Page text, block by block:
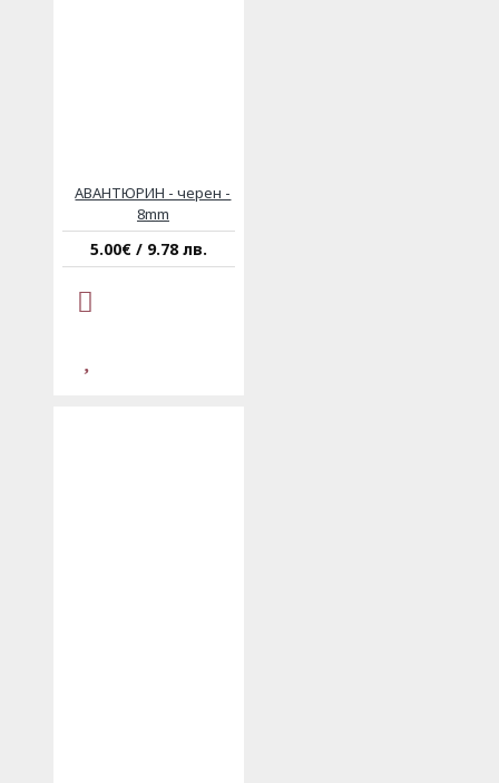
АВАНТЮРИН - черен -
8mm
5.00€ / 9.78 лв.